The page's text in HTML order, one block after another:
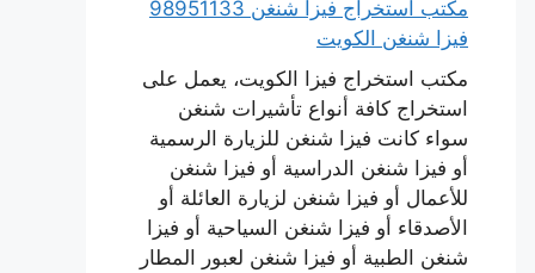
مكتب استخراج فيزا شنغن 98951133
فيزا شنغن الكويت
مكتب استخراج فيزا الكويت، يعمل على
استخراج كافة أنواع تأشيرات شنغن
سواء كانت فيزا شنغن للزيارة الرسمية
أو فيزا شنغن الدراسية أو فيزا شنغن
للأعمال أو فيزا شنغن لزيارة العائلة أو
الأصدقاء أو فيزا شنغن السياحية أو فيزا
شنغن الطبية أو فيزا شنغن لعبور المطار